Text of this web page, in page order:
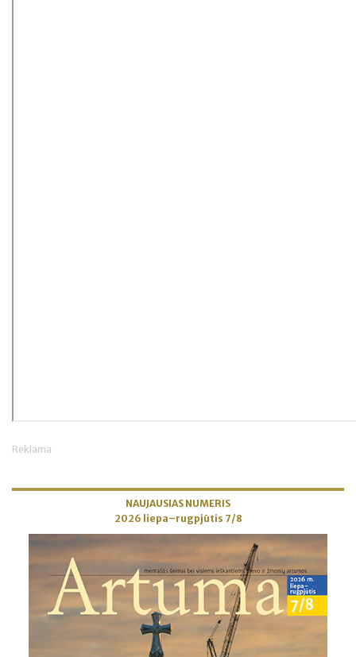
Reklama
NAUJAUSIAS NUMERIS
2026 liepa–rugpjūtis 7/8